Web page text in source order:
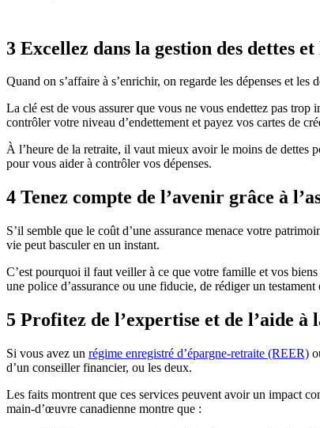
3 Excellez dans la gestion des dettes
Quand on s’affaire à s’enrichir, on regarde les dépenses et
La clé est de vous assurer que vous ne vous endettez pas
contrôler votre niveau d’endettement et payez vos cartes de
À l’heure de la retraite, il vaut mieux avoir le moins de dettes
pour vous aider à contrôler vos dépenses.
4 Tenez compte de l’avenir grâce à
S’il semble que le coût d’une assurance menace votre
vie peut basculer en un instant.
C’est pourquoi il faut veiller à ce que votre famille et vos biens
une police d’assurance ou une fiducie, de rédiger un
5 Profitez de l’expertise et de l’aide
Si vous avez un régime enregistré d’épargne-retraite (REER)
d’un conseiller financier, ou les deux.
Les faits montrent que ces services peuvent avoir un impact
main-d’œuvre canadienne montre que :